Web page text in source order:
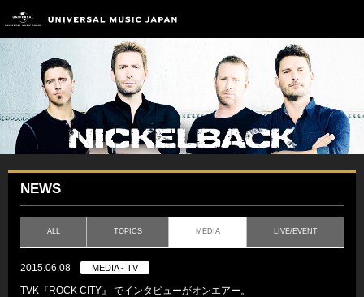
NEWS
ALL TOPICS MEDIA LIVE/EVENT
2015.06.08 MEDIA - TV
TVK『ROCK CITY』 でインタビューがオンエアー。